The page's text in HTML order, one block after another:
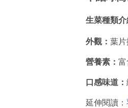
生菜種類
外觀： 葉片
營養素： 富
口感味道：
延伸閱讀：